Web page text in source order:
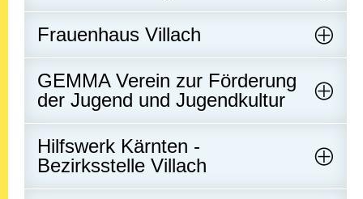
Frauenhaus Villach
GEMMA Verein zur Förderung
der Jugend und Jugendkultur
Hilfswerk Kärnten -
Bezirksstelle Villach